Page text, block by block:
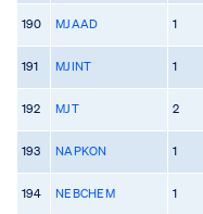
190 MJAAD 1
191 MJINT 1
192 MJT 2
193 NAPKON 1
194 NEBCHEM 1